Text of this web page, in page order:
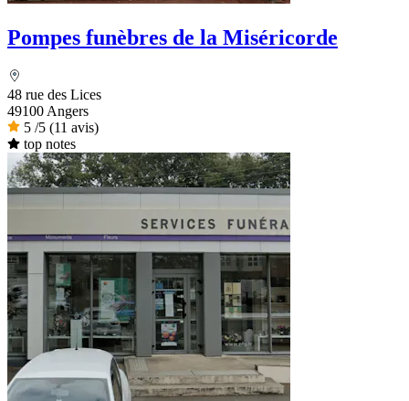
Pompes funèbres de la Miséricorde
48 rue des Lices
49100 Angers
5 /5 (11 avis)
top notes